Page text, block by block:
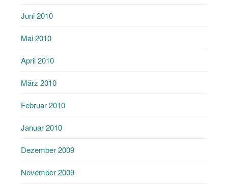
Juni 2010
Mai 2010
April 2010
März 2010
Februar 2010
Januar 2010
Dezember 2009
November 2009